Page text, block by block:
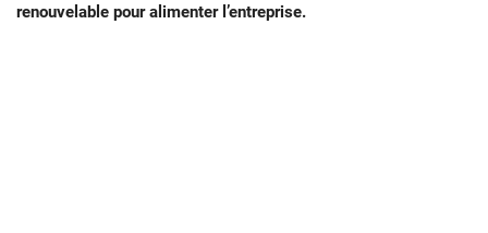
renouvelable pour alimenter l’entreprise.